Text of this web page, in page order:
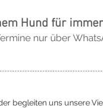
nur über
Hund für
begleiten uns unsere